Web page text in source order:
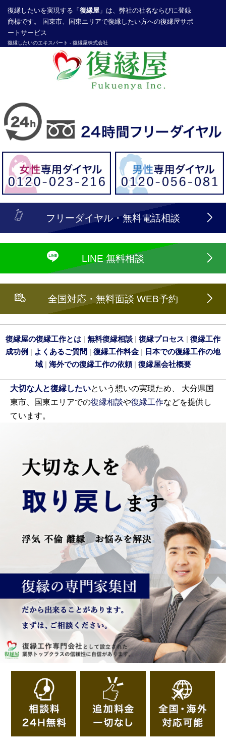
復縁したいを実現する「 復縁屋 」は、弊社の社名ならびに登録
商標です。 国東市、国東エリアで復縁したい方への復縁屋サポ
ートサービス
復縁したいのエキスパート - 復縁屋株式会社
探偵業届出登録番号30210286号
フリーダイヤル・無料電話相談
LINE 無料相談
全国対応・無料面談 WEB予約
復縁屋の復縁工作とは | 無料復縁相談 | 復縁プロセス | 復縁工作
成功例 | よくあるご質問 | 復縁工作料金 | 日本での復縁工作の地
域| 海外での復縁工作の依頼| 復縁屋会社概要
大切な人と復縁したいという想いの実現ため、 大分県国
東市、国東エリアでの復縁相談や復縁工作などを提供し
ています。